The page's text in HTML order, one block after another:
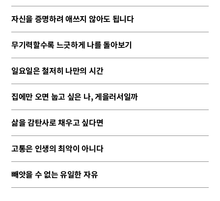
자신을 증명하려 애쓰지 않아도 됩니다
무기력할수록 느긋하게 나를 돌아보기
일요일은 철저히 나만의 시간
집에만 오면 눕고 싶은 나, 게을러서일까
삶을 감탄사로 채우고 싶다면
고통은 인생의 최악이 아니다
빼앗을 수 없는 유일한 자유